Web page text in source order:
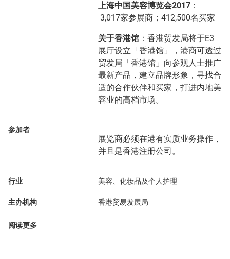
上海中国美容博览会2017 ：
3,017家参展商；412,500名买家
关于香港馆 ：香港贸发局将于E3
展厅设立「香港馆」，港商可透过
贸发局「香港馆」向参观人士推广
最新产品，建立品牌形象，寻找合
适的合作伙伴和买家，打进内地美
容业的高档市场。
参加者
展览商必须在港有实质业务操作，
并且是香港注册公司。
行业 美容、化妆品及个人护理
主办机构 香港贸易发展局
阅读更多